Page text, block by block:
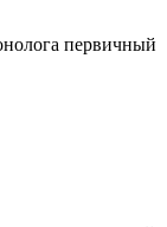
первичный